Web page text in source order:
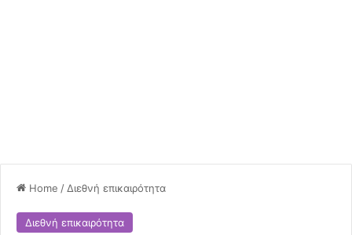
Home / Διεθνή επικαιρότητα
Διεθνή επικαιρότητα